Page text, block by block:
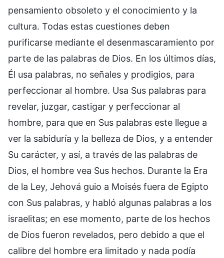
pensamiento obsoleto y el conocimiento y la
cultura. Todas estas cuestiones deben
purificarse mediante el desenmascaramiento por
parte de las palabras de Dios. En los últimos días,
Él usa palabras, no señales y prodigios, para
perfeccionar al hombre. Usa Sus palabras para
revelar, juzgar, castigar y perfeccionar al
hombre, para que en Sus palabras este llegue a
ver la sabiduría y la belleza de Dios, y a entender
Su carácter, y así, a través de las palabras de
Dios, el hombre vea Sus hechos. Durante la Era
de la Ley, Jehová guio a Moisés fuera de Egipto
con Sus palabras, y habló algunas palabras a los
israelitas; en ese momento, parte de los hechos
de Dios fueron revelados, pero debido a que el
calibre del hombre era limitado y nada podía